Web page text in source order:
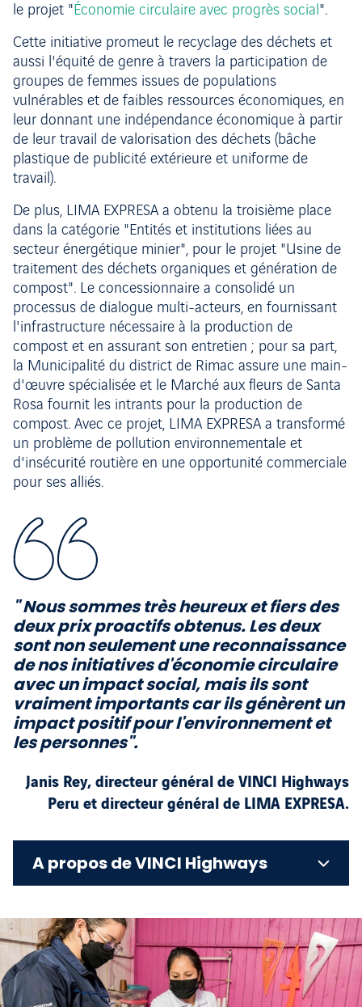
le projet "Économie circulaire avec progrès social".
Cette initiative promeut le recyclage des déchets et
aussi l'équité de genre à travers la participation de
groupes de femmes issues de populations
vulnérables et de faibles ressources économiques, en
leur donnant une indépendance économique à partir
de leur travail de valorisation des déchets (bâche
plastique de publicité extérieure et uniforme de
travail).
De plus, LIMA EXPRESA a obtenu la troisième place
dans la catégorie "Entités et institutions liées au
secteur énergétique minier", pour le projet "Usine de
traitement des déchets organiques et génération de
compost". Le concessionnaire a consolidé un
processus de dialogue multi-acteurs, en fournissant
l'infrastructure nécessaire à la production de
compost et en assurant son entretien ; pour sa part,
la Municipalité du district de Rimac assure une main-
d'œuvre spécialisée et le Marché aux fleurs de Santa
Rosa fournit les intrants pour la production de
compost. Avec ce projet, LIMA EXPRESA a transformé
un problème de pollution environnementale et
d'insécurité routière en une opportunité commerciale
pour ses alliés.
" Nous sommes très heureux et fiers des
deux prix proactifs obtenus. Les deux
sont non seulement une reconnaissance
de nos initiatives d'économie circulaire
avec un impact social, mais ils sont
vraiment importants car ils génèrent un
impact positif pour l'environnement et
les personnes".
Janis Rey, directeur général de VINCI Highways
Peru et directeur général de LIMA EXPRESA.
A propos de VINCI Highways